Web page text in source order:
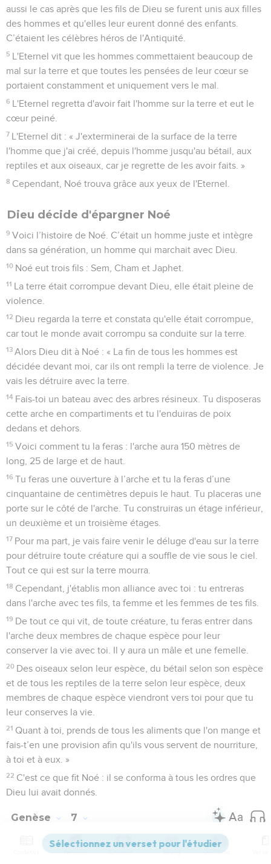
aussi le cas après que les fils de Dieu se furent unis aux filles
des hommes et qu'elles leur eurent donné des enfants.
C’étaient les célèbres héros de l'Antiquité.
5 L'Eternel vit que les hommes commettaient beaucoup de
mal sur la terre et que toutes les pensées de leur cœur se
portaient constamment et uniquement vers le mal.
6 L'Eternel regretta d'avoir fait l'homme sur la terre et eut le
cœur peiné.
7 L'Eternel dit : « J'exterminerai de la surface de la terre
l'homme que j'ai créé, depuis l'homme jusqu'au bétail, aux
reptiles et aux oiseaux, car je regrette de les avoir faits. »
8 Cependant, Noé trouva grâce aux yeux de l'Eternel.
Dieu décide d'épargner Noé
9 Voici l’histoire de Noé. C’était un homme juste et intègre
dans sa génération, un homme qui marchait avec Dieu.
10 Noé eut trois fils : Sem, Cham et Japhet.
11 La terre était corrompue devant Dieu, elle était pleine de
violence.
12 Dieu regarda la terre et constata qu'elle était corrompue,
car tout le monde avait corrompu sa conduite sur la terre.
13 Alors Dieu dit à Noé : « La fin de tous les hommes est
décidée devant moi, car ils ont rempli la terre de violence. Je
vais les détruire avec la terre.
14 Fais-toi un bateau avec des arbres résineux. Tu disposeras
cette arche en compartiments et tu l'enduiras de poix
dedans et dehors.
15 Voici comment tu la feras : l'arche aura 150 mètres de
long, 25 de large et de haut.
16 Tu feras une ouverture à l’arche et tu la feras d’une
cinquantaine de centimètres depuis le haut. Tu placeras une
porte sur le côté de l'arche. Tu construiras un étage inférieur,
un deuxième et un troisième étages.
17 Pour ma part, je vais faire venir le déluge d'eau sur la terre
pour détruire toute créature qui a souffle de vie sous le ciel.
Tout ce qui est sur la terre mourra.
18 Cependant, j'établis mon alliance avec toi : tu entreras
dans l'arche avec tes fils, ta femme et les femmes de tes fils.
19 De tout ce qui vit, de toute créature, tu feras entrer dans
l'arche deux membres de chaque espèce pour leur
conserver la vie avec toi. Il y aura un mâle et une femelle.
20 Des oiseaux selon leur espèce, du bétail selon son espèce
et de tous les reptiles de la terre selon leur espèce, deux
membres de chaque espèce viendront vers toi pour que tu
leur conserves la vie.
21 Quant à toi, prends de tous les aliments que l'on mange et
fais-t’en une provision afin qu'ils vous servent de nourriture,
à toi et à eux. »
22 C'est ce que fit Noé : il se conforma à tous les ordres que
Dieu lui avait donnés.
Genèse 7
Versions Commentaires Strong